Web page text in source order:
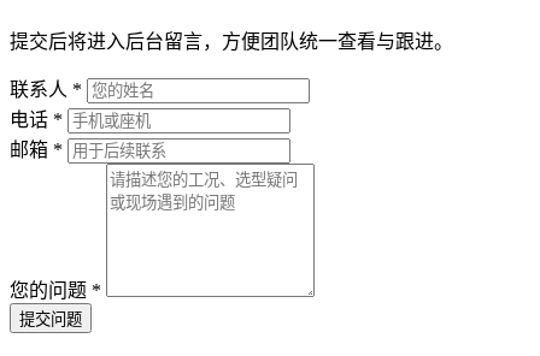
提交后将进入后台留言，方便团队统一查看与跟进。
联系人 *
电话 *
邮箱 *
您的问题 *
提交问题